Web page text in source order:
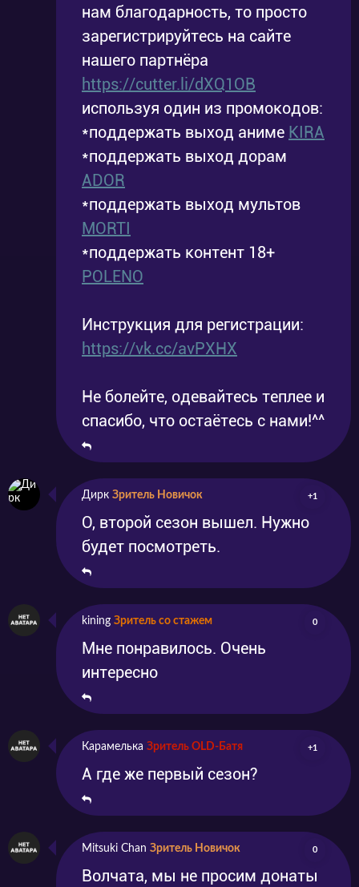
нам благодарность, то просто
зарегистрируйтесь на сайте
нашего партнёра
https://cutter.li/dXQ1OB
используя один из промокодов:
*поддержать выход аниме KIRA
*поддержать выход дорам
ADOR
*поддержать выход мультов
MORTI
*поддержать контент 18+
POLENO
Инструкция для регистрации:
https://vk.cc/avPXHX
Не болейте, одевайтесь теплее и
спасибо, что остаётесь с нами!^^
Дирк Зритель Новичок +1
О, второй сезон вышел. Нужно
будет посмотреть.
kining Зритель со стажем 0
Мне понравилось. Очень
интересно
Карамелька Зритель OLD-Батя +1
А где же первый сезон?
Mitsuki Chan Зритель Новичок 0
Волчата, мы не просим донаты